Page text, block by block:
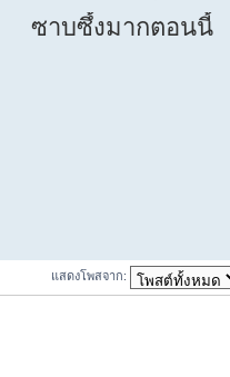
ซาบซึ้งมากตอนนี้
แสดงโพสจาก: